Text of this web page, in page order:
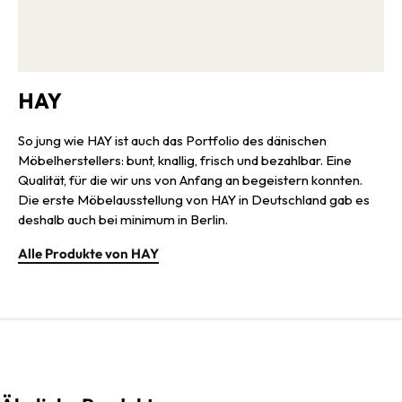
HAY
So jung wie HAY ist auch das Portfolio des dänischen
Möbelherstellers: bunt, knallig, frisch und bezahlbar. Eine
Qualität, für die wir uns von Anfang an begeistern konnten.
Die erste Möbelausstellung von HAY in Deutschland gab es
deshalb auch bei minimum in Berlin.
Alle Produkte von HAY